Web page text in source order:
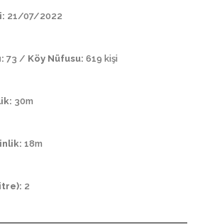
21/07/2022
73 / Köy Nüfusu: 619 kişi
30m
18m
2